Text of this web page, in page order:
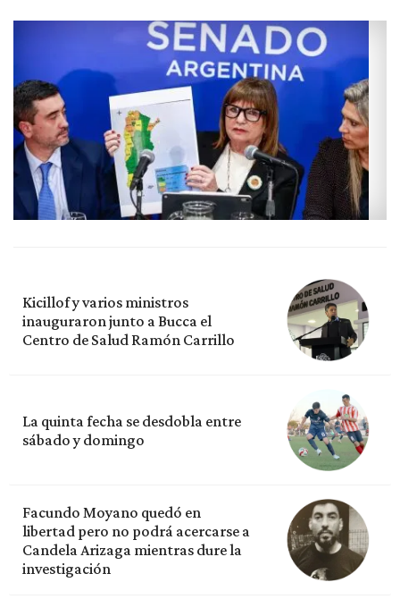
Kicillof y varios ministros
inauguraron junto a Bucca el
Centro de Salud Ramón Carrillo
La quinta fecha se desdobla entre
sábado y domingo
Facundo Moyano quedó en
libertad pero no podrá acercarse a
Candela Arizaga mientras dure la
investigación